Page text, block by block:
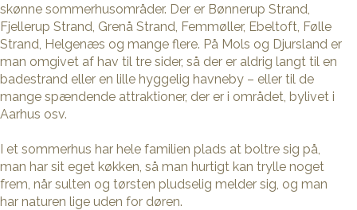
skønne sommerhusområder. Der er Bønnerup Strand,
Fjellerup Strand, Grenå Strand, Femmøller, Ebeltoft, Følle
Strand, Helgenæs og mange flere. På Mols og Djursland er
man omgivet af hav til tre sider, så der er aldrig langt til en
badestrand eller en lille hyggelig havneby – eller til de
mange spændende attraktioner, der er i området, bylivet i
Aarhus osv.
I et sommerhus har hele familien plads at boltre sig på,
man har sit eget køkken, så man hurtigt kan trylle noget
frem, når sulten og tørsten pludselig melder sig, og man
har naturen lige uden for døren.